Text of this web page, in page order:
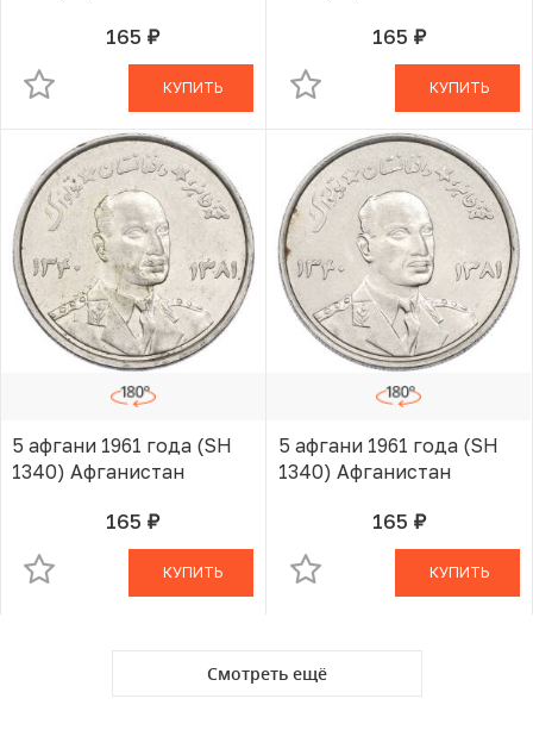
165 руб.В КОРЗИНЕ
КУПИТЬ
165 руб.В КОРЗИНЕ
КУПИТЬ
5 афгани 1961 года (SH
1340) Афганистан
165 руб.В КОРЗИНЕ
КУПИТЬ
5 афгани 1961 года (SH
1340) Афганистан
165 руб.В КОРЗИНЕ
КУПИТЬ
Смотреть ещё